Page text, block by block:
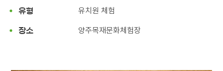
유형 유치원 체험
장소 양주목재문화체험장